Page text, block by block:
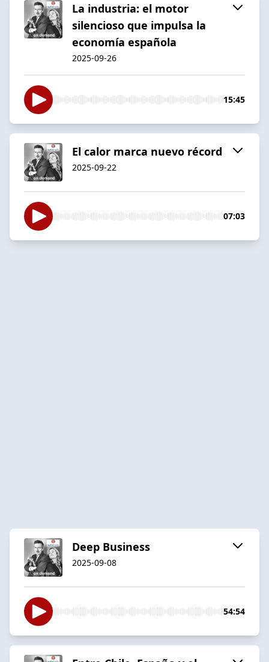
La industria: el motor
silencioso que impulsa la
economía española
2025-09-26
15:45
El calor marca nuevo récord
2025-09-22
07:03
Deep Business
2025-09-08
54:54